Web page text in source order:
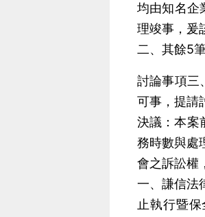
均由知名企
理竣事，爰
二、其餘5
討論事項三
可事，提請
決議：本案
務時數與處
會之訴訟權
一、謙信法
止執行暨